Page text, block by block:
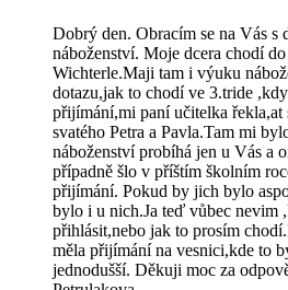
Dobrý den. Obracím se na Vás s
náboženství. Moje dcera chodí
Wichterle.Maji tam i výuku
dotazu,jak to chodí ve 3.tride
přijímání,mi paní učitelka řekla,at
svatého Petra a Pavla.Tam mi
náboženství probíhá jen u Vás a
případně šlo v příštím školním
přijímání. Pokud by jich bylo
bylo i u nich.Ja teď vůbec nevim
přihlásit,nebo jak to prosím
měla přijímání na vesnici,kde to
jednodušší. Děkuji moc za